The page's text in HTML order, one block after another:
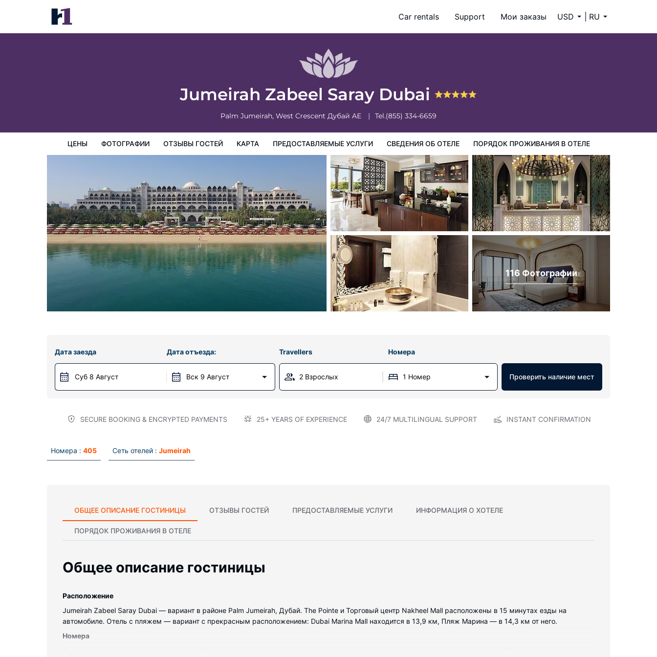
Car rentals Support Мои заказы USD RU
Jumeirah Zabeel Saray Dubai
Palm Jumeirah, West Crescent Дубай AE Tel.(855) 334-6659
ЦЕНЫ ФОТОГРАФИИ ОТЗЫВЫ ГОСТЕЙ КАРТА ПРЕДОСТАВЛЯЕМЫЕ УСЛУГИ СВЕДЕНИЯ ОБ ОТЕЛЕ ПОРЯДОК ПРОЖИВАНИЯ В ОТЕЛЕ
Jumeirah Zabeel Saray Dubai
цены Порядок проживания в Отеле
116 Фотографии
Дата заезда
Суб 8 Август
Дата отъезда:
Вск 9 Август
Travellers Номера
2 Взрослых 1 Номер Проверить наличие мест
SECURE BOOKING & ENCRYPTED PAYMENTS 25+ YEARS OF EXPERIENCE 24/7 MULTILINGUAL SUPPORT INSTANT CONFIRMATION
Номера : 405 Сеть отелей : Jumeirah
ОБЩЕЕ ОПИСАНИЕ ГОСТИНИЦЫ ОТЗЫВЫ ГОСТЕЙ ПРЕДОСТАВЛЯЕМЫЕ УСЛУГИ ИНФОРМАЦИЯ О ХОТЕЛЕ
ПОРЯДОК ПРОЖИВАНИЯ В ОТЕЛЕ
Общее описание гостиницы
Pасположение
Jumeirah Zabeel Saray Dubai — вариант в районе Palm Jumeirah, Дубай. The Pointe и Торговый центр Nakheel Mall расположены в 15 минутах езды на
автомобиле. Отель с пляжем — вариант с прекрасным расположением: Dubai Marina Mall находится в 13,9 км, Пляж Марина — в 14,3 км от него.
Номера